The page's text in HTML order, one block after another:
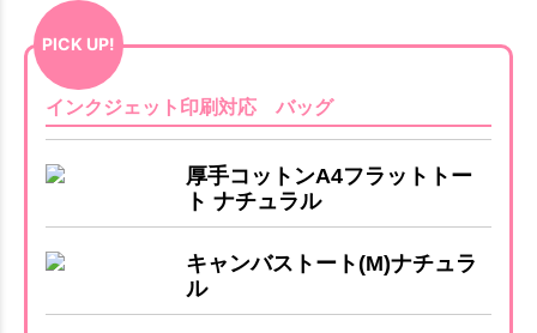
PICK UP!
インクジェット印刷対応 バッグ
厚手コットンA4フラットトー
ト ナチュラル
キャンバストート(M)ナチュラ
ル